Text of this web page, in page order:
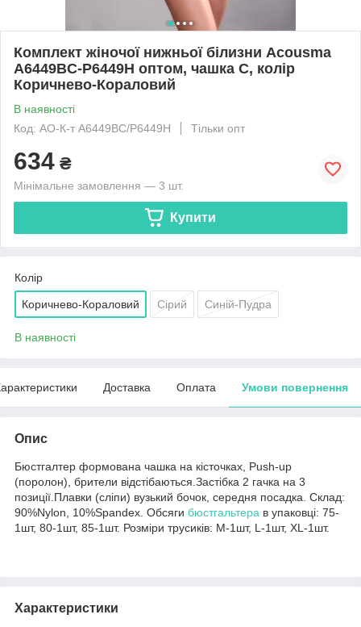
Комплект жіночої нижньої білизни Acousma
A6449BC-P6449H оптом, чашка C, колір
Коричнево-Кораловий
В наявності
Код: AO-К-т A6449BC/P6449H
Тільки опт
634 ₴
Мінімальне замовлення — 3 шт.
Купити
Колір
Коричнево-Кораловий Сірий Синій-Пудра
В наявності
Доставка Оплата Умови повернення
Опис
Бюстгалтер формована чашка на кісточках, Push-up
(поролон), брители відстібаються.Застібка 2 гачка на 3
позиції.Плавки (сліпи) вузький бочок, середня посадка. Склад:
90%Nylon, 10%Spandex. Обсяги бюстгальтера в упаковці: 75-
1шт, 80-1шт, 85-1шт. Розміри трусиків: M-1шт, L-1шт, XL-1шт.
Характеристики